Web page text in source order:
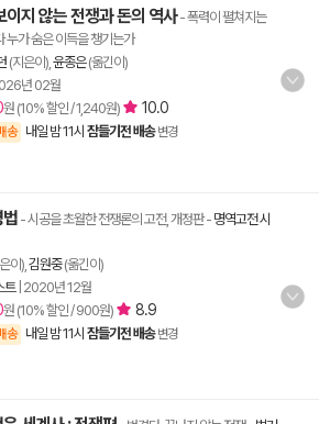
이지 않는 전쟁과 돈의 역사- 폭력이 펼쳐지는
누가 숨은 이득을 챙기는가
(지은이), 윤종은(옮긴이)
년 02월
원 (10% 할인 / 1,240원) 10.0
송 내일 밤 11시 잠들기전 배송 변경
- 시공을 초월한 전쟁론의 고전, 개정판- 명역고전 시
이), 김원중(옮긴이)
트| 2020년 12월
원 (10% 할인 / 900원) 8.9
송 내일 밤 11시 잠들기전 배송 변경